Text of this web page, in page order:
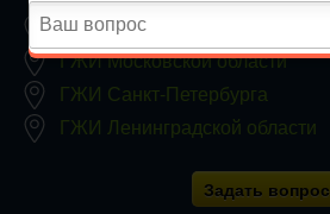
ГЖИ Москвы
ГЖИ Московской области
ГЖИ Санкт-Петербурга
ГЖИ Ленинградской области
Задать вопрос